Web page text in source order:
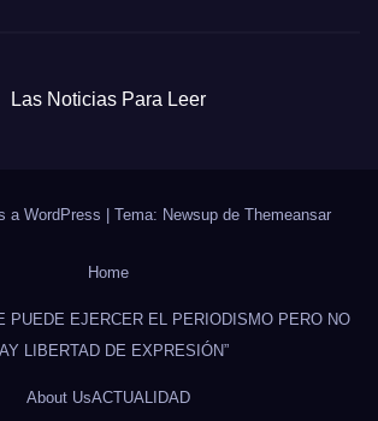
Las Noticias Para Leer
a WordPress | Tema: Newsup de Themeansar
Home
PUEDE EJERCER EL PERIODISMO PERO NO
LIBERTAD DE EXPRESIÓN”
About UsACTUALIDAD